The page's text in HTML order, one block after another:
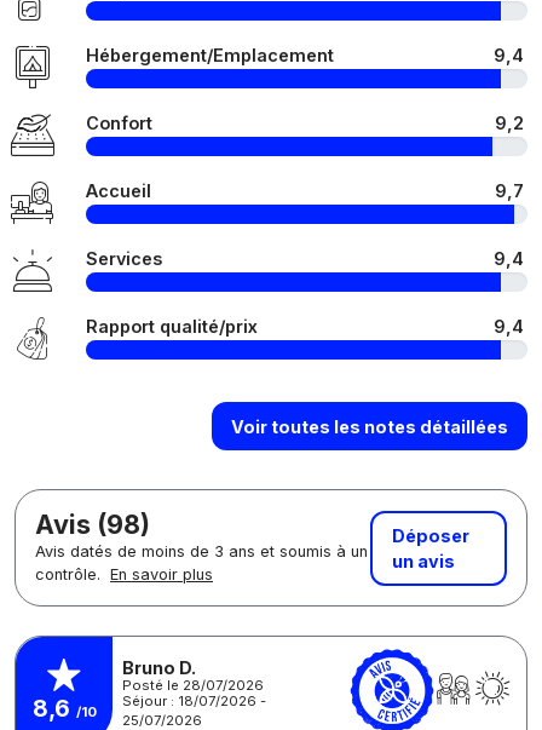
Hébergement/Emplacement 9,4
Confort 9,2
Accueil 9,7
Services 9,4
Rapport qualité/prix 9,4
Voir toutes les notes détaillées
Avis (98)
Avis datés de moins de 3 ans et soumis à un
contrôle. En savoir plus
Déposer
un avis
8,6 /10
Bruno D.
Posté le 28/07/2026
Séjour : 18/07/2026 -
25/07/2026